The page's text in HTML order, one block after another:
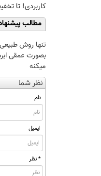
کاربردی! تا
مطالب
تنها روش
بصورت عمقی
میکنه
نظر شما
نام
ایمیل
* نظر